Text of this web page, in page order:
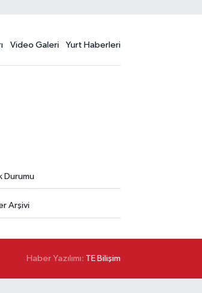
Video Galeri Yurt Haberleri
Durumu
Arşivi
Haber Yazılımı: TE Bilişim